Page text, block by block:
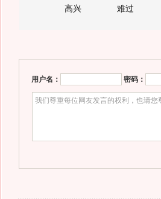
高兴 难过
用户名： 密码：